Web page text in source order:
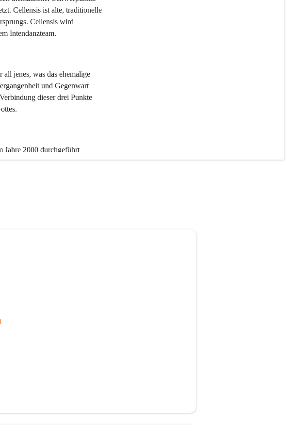
Cellensis ist alte, traditionelle
Cellensis wird
Intendanzteam.
jenes, was das ehemalige
und Gegenwart
dieser drei Punkte
Jahre 2000 durchgeführt